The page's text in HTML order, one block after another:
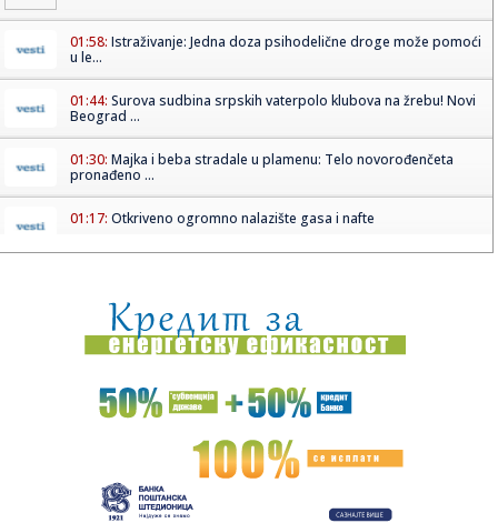
01:58: Istraživanje: Jedna doza psihodelične droge može pomoći
u le...
01:44: Surova sudbina srpskih vaterpolo klubova na žrebu! Novi
Beograd ...
01:30: Majka i beba stradale u plamenu: Telo novorođenčeta
pronađeno ...
01:17: Otkriveno ogromno nalazište gasa i nafte
01:05:Jeep Wrangler Willys 392
00:58:Ekološki alarm u SAD: Tramp naređuje hitnu federalnu
akciju
BOMBA NA ČIZMI: Frančesko Toti se vraća u Romu!
00:51:Kejt Midlton zablistala u cipelama koje će obilježiti godinu